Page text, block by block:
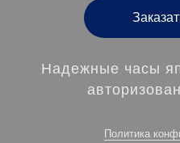
Надежные часы
Политика